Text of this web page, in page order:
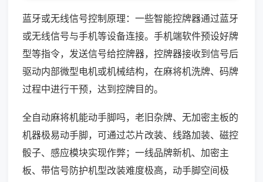
蓝牙或无线信号控制原理：一些智能控牌器通过蓝牙
或无线信号与手机等设备连接。手机端软件预设好牌
型等指令，发送信号给控牌器，控牌器接收到信号后
驱动内部微型电机或机械结构，在麻将机洗牌、码牌
过程中进行干预，达到控牌目的。
全自动麻将机能动手脚吗，老旧杂牌、无加密主板的
机器极易动手脚，可通过芯片改装、线路加装、磁控
骰子、感应模块实现作弊；一线品牌新机、加密主
板、带信号防护机型改装难度极高，动手脚空间极